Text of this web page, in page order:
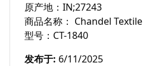
原产地：IN;27243
商品名称： Chandel Textile
型号：CT-1840
发布于: 6/11/2025